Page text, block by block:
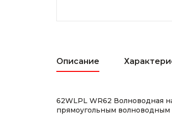
Описание
62WLPL WR62 Волноводная
прямоугольным